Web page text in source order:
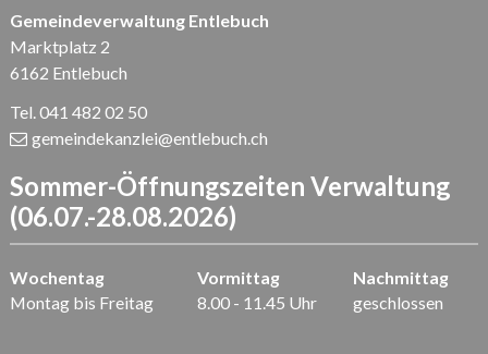
Gemeindeverwaltung Entlebuch
Marktplatz 2
6162 Entlebuch
Tel. 041 482 02 50
gemeindekanzlei@entlebuch.ch
Sommer-Öffnungszeiten Verwaltung
(06.07.-28.08.2026)
Wochentag Vormittag
Nachmittag
Montag bis Freitag
8.00 - 11.45 Uhr geschlossen